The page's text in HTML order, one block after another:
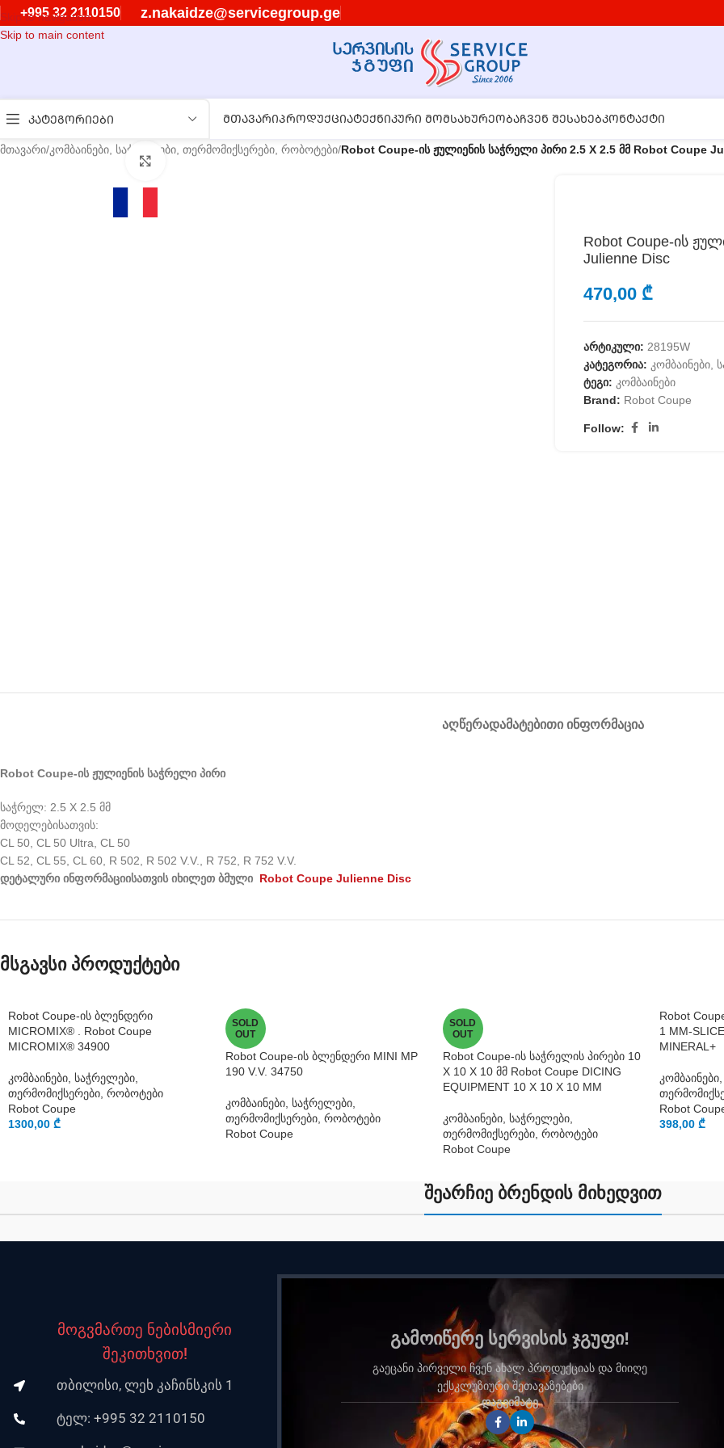
Skip to navigation
Skip to main content
+995 32 2110150 z.nakaidze@servicegroup.ge
ᲙᲐᲢᲔᲒᲝᲠᲘᲔᲑᲘ ᲛᲗᲐᲕᲐᲠᲘᲞᲠᲝᲓᲣᲥᲪᲘᲐᲢᲔᲥᲜᲘᲙᲣᲠᲘ ᲛᲝᲛᲡᲐᲮᲣᲠᲔᲝᲑᲐᲩᲕᲔᲜ ᲨᲔᲡᲐᲮᲔᲑᲙᲝᲜᲢᲐᲥᲢᲘ
მთავარი/კომბაინები, საჭრელები, თერმომიქსერები, რობოტები/Robot Coupe-ის ჟულიენის საჭრელი პირი 2.5 X 2.5 მმ Robot Coupe
გასადიდებლად დააწკაპუნეთ
Robot Coupe-ის
Julienne Disc
470,00 ₾
არტიკული: 28195W
კატეგორია:
ტეგი: კომბაინები
Brand: Robot Coupe
Follow:
ᲐᲦᲬᲔᲠᲐᲓᲐᲛᲐᲢᲔᲑᲘᲗᲘ ᲘᲜᲤᲝᲠᲛᲐᲪᲘᲐ
Robot Coupe-ის ჟულიენის საჭრელი პირი
საჭრელ: 2.5 X 2.5 მმ
მოდელებისათვის:
CL 50, CL 50 Ultra, CL 50
CL 52, CL 55, CL 60, R 502, R 502 V.V., R 752, R 752 V.V.
დეტალური ინფორმაციისათვის იხილეთ ბმული Robot Coupe Julienne Disc
მსგავსი პროდუქტები
Robot Coupe-ის ბლენდერი
MICROMIX® . Robot Coupe
MICROMIX® 34900
კომბაინები, საჭრელები,
თერმომიქსერები, რობოტები
Robot Coupe
1300,00 ₾
SOLD
OUT
Robot Coupe-ის ბლენდერი MINI MP
190 V.V. 34750
კომბაინები, საჭრელები,
თერმომიქსერები, რობოტები
Robot Coupe
SOLD
OUT
Robot Coupe-ის საჭრელის პირები 10
X 10 X 10 მმ Robot Coupe DICING
EQUIPMENT 10 X 10 X 10 MM
კომბაინები, საჭრელები,
თერმომიქსერები, რობოტები
Robot Coupe
Robot
1 MM-
MINERAL+
Robot
398,00₾
შეარჩიე ბრენდის მიხედვით
მოგვმართე ნებისმიერი
შეკითხვით!
თბილისი, ლეხ კაჩინსკის 1
ტელ: +995 32 2110150
გამოიწერე სერვისის ჯგუფი!
გაეცანი პირველი ჩვენ ახალ პროდუქციას და მიიღე
ექსკლუზიური შეთავაზებები
დაგვიმატე